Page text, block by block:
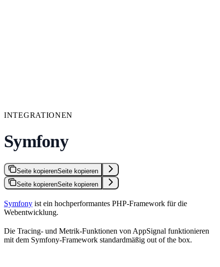
INTEGRATIONEN
Symfony
Seite kopierenSeite kopieren
Seite kopierenSeite kopieren
Symfony ist ein hochperformantes PHP-Framework für die
Webentwicklung.
Die Tracing- und Metrik-Funktionen von AppSignal funktionieren
mit dem Symfony-Framework standardmäßig out of the box.